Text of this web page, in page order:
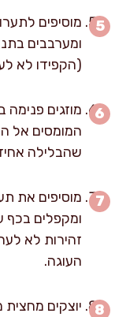
מוסיפים
ומערבבים
(הקפידו לא
מוזגים
המומסים אל
שהבלילה
ומקפלים בכף
זהירות לא
העוגה.
יוצקים